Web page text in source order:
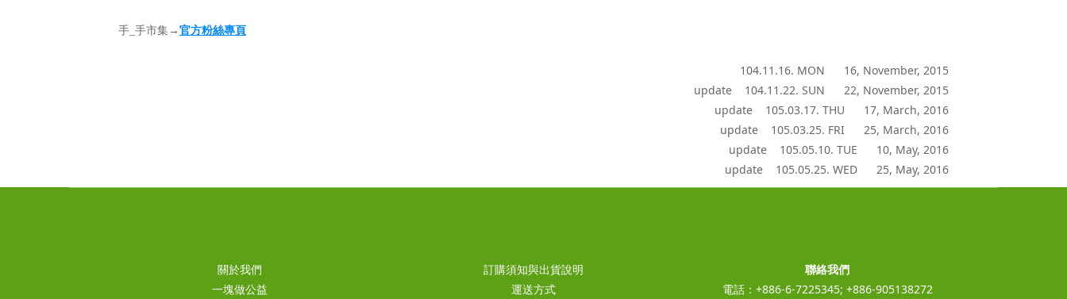
手_手市集→ 官方粉絲專頁
104.11.16. MON 16, November, 2015
update 104.11.22. SUN 22, November, 2015
update 105.03.17. THU 17, March, 2016
update 105.03.25. FRI 25, March, 2016
update 105.05.10. TUE 10, May, 2016
update 105.05.25. WED 25, May, 2016
關於我們
一塊做公益
訂購須知與出貨說明
運送方式
聯絡我們
電話：+886-6-7225345; +886-905138272